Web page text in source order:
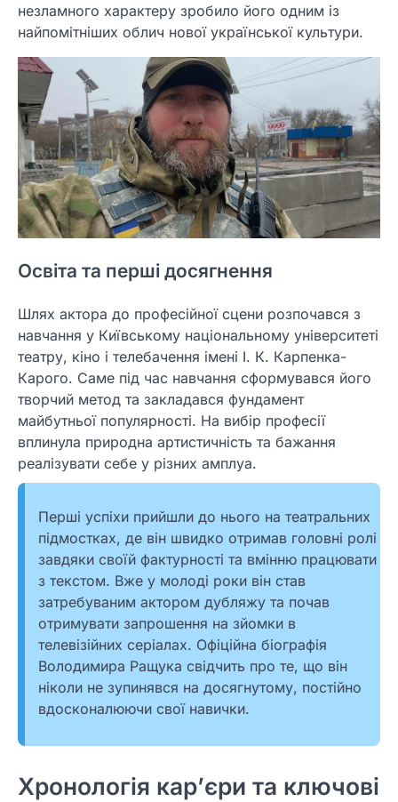
незламного характеру зробило його одним із
найпомітніших облич нової української культури.
Освіта та перші досягнення
Шлях актора до професійної сцени розпочався з
навчання у Київському національному університеті
театру, кіно і телебачення імені І. К. Карпенка-
Карого. Саме під час навчання сформувався його
творчий метод та закладався фундамент
майбутньої популярності. На вибір професії
вплинула природна артистичність та бажання
реалізувати себе у різних амплуа.
Перші успіхи прийшли до нього на театральних
підмостках, де він швидко отримав головні ролі
завдяки своїй фактурності та вмінню працювати
з текстом. Вже у молоді роки він став
затребуваним актором дубляжу та почав
отримувати запрошення на зйомки в
телевізійних серіалах. Офіційна біографія
Володимира Ращука свідчить про те, що він
ніколи не зупинявся на досягнутому, постійно
вдосконалюючи свої навички.
Хронологія кар’єри та ключові